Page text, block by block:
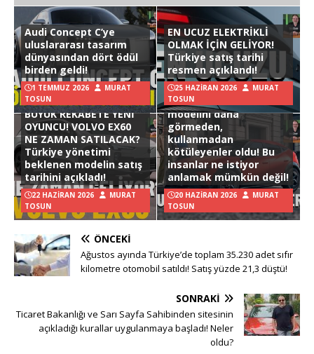
Audi Concept C’ye
uluslararası tasarım
dünyasından dört ödül
birden geldi!
1 TEMMUZ 2026
MURAT
TOSUN
EN UCUZ ELEKTRİKLİ
OLMAK İÇİN GELİYOR!
Türkiye satış tarihi
resmen açıklandı!
25 HAZIRAN 2026
MURAT
TOSUN
BÜYÜK REKABETE YENİ
OYUNCU! VOLVO EX60
NE ZAMAN SATILACAK?
Türkiye yönetimi
beklenen modelin satış
tarihini açıkladı!
22 HAZIRAN 2026
MURAT
TOSUN
Hyundai Ioniq 3
modelini daha
görmeden,
kullanmadan
kötüleyenler oldu! Bu
insanlar ne istiyor
anlamak mümkün değil!
20 HAZIRAN 2026
MURAT
TOSUN
ÖNCEKI
Ağustos ayında Türkiye’de toplam 35.230 adet sıfır
kilometre otomobil satıldı! Satış yüzde 21,3 düştü!
SONRAKI
Ticaret Bakanlığı ve Sarı Sayfa Sahibinden sitesinin
açıkladığı kurallar uygulanmaya başladı! Neler
oldu?